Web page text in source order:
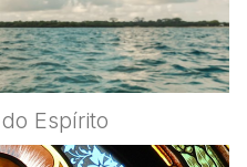
Espírito